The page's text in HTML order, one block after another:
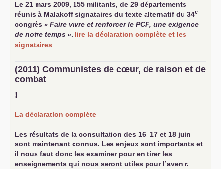
Le 21 mars 2009, 155 militants, de 29 départements
réunis à Malakoff signataires du texte alternatif du 34e
congrès «Faire vivre et renforcer le PCF, une exigence
de notre temps». lire la déclaration complète et les
signataires
(2011) Communistes de cœur, de raison et de
combat
!
La déclaration complète
Les résultats de la consultation des 16, 17 et 18 juin
sont maintenant connus. Les enjeux sont importants et
il nous faut donc les examiner pour en tirer les
enseignements qui nous seront utiles pour l’avenir.